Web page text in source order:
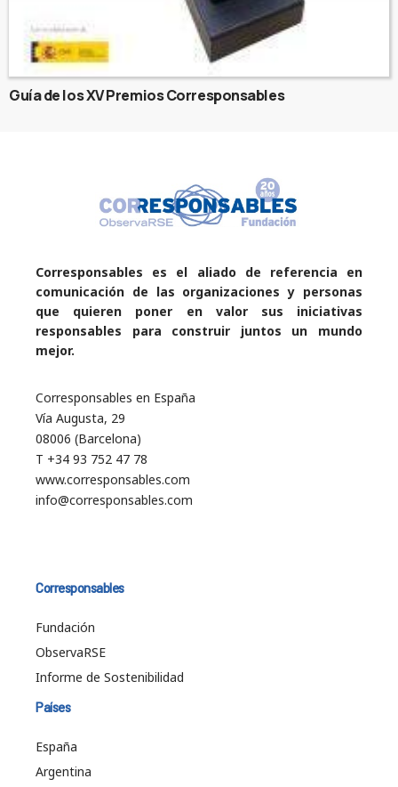
Guía de los XV Premios Corresponsables
Corresponsables es el aliado de referencia en
comunicación de las organizaciones y personas
que quieren poner en valor sus iniciativas
responsables para construir juntos un mundo
mejor.
Corresponsables en España
Vía Augusta, 29
08006 (Barcelona)
T +34 93 752 47 78
www.corresponsables.com
info@corresponsables.com
Corresponsables
Fundación
ObservaRSE
Informe de Sostenibilidad
Países
España
Argentina